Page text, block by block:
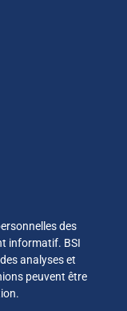
des
informatif. BSI
analyses et
peuvent être